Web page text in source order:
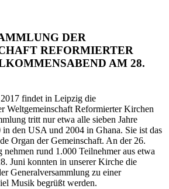
DER
REFORMIERTER
AM 28.
findet in Leipzig die
Weltgemeinschaft Reformierter Kirchen
tritt nur etwa alle sieben Jahre
in den USA und 2004 in Ghana. Sie ist das
Organ der Gemeinschaft. An der 26.
rund 1.000 Teilnehmer aus etwa
Juni konnten in unserer Kirche die
Generalversammlung zu einer
Musik begrüßt werden.